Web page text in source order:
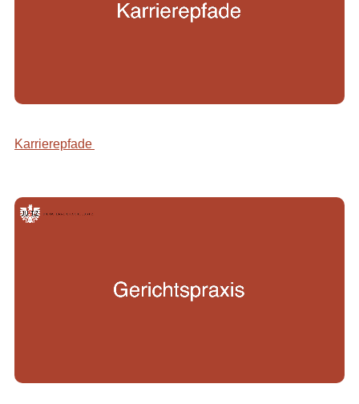
Karrierepfade